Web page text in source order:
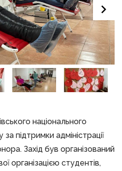
національного
підтримки адміністрації
Захід був організований
організацією студентів,